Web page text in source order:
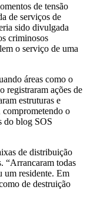
de tensão
de serviços de
sido divulgada
criminosos
o serviço de uma
áreas como o
registraram ações de
estruturas e
comprometendo o
do blog SOS
de distribuição
“Arrancaram todas
um residente. Em
de destruição